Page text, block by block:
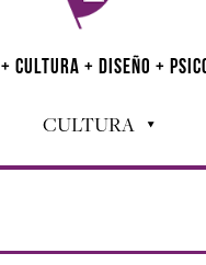
CULTURA + DISEÑO +
CULTURA